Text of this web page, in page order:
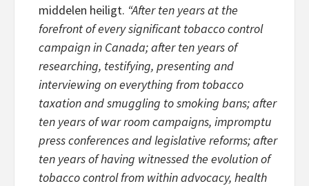
middelen heiligt. “After ten years at the
forefront of every significant tobacco control
campaign in Canada; after ten years of
researching, testifying, presenting and
interviewing on everything from tobacco
taxation and smuggling to smoking bans; after
ten years of war room campaigns, impromptu
press conferences and legislative reforms; after
ten years of having witnessed the evolution of
tobacco control from within advocacy, health